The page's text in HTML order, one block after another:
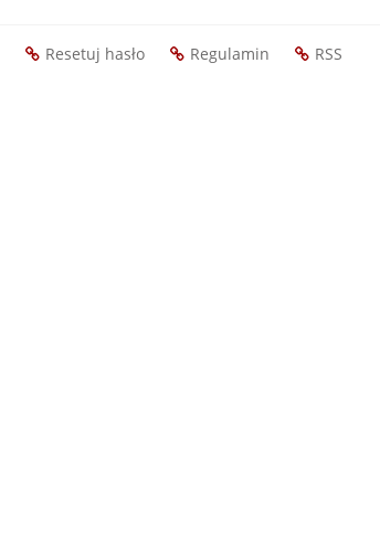
Resetuj hasło Regulamin RSS